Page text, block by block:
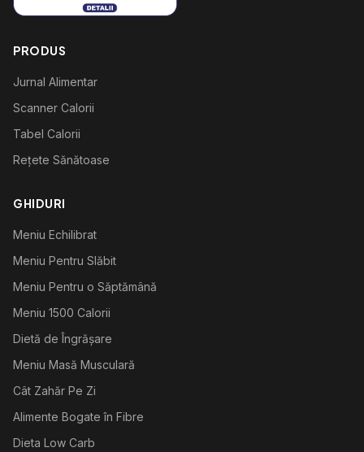
PRODUS
Jurnal Alimentar
Scanner Calorii
Tabel Calorii
Rețete Sănătoase
GHIDURI
Meniu Echilibrat
Meniu Pentru Slăbit
Meniu Pentru o Săptămână
Meniu 1500 Calorii
Dietă de Îngrășare
Meniu Masă Musculară
Cât Zahăr Pe Zi
Alimente Bogate în Fibre
Dieta Low Carb